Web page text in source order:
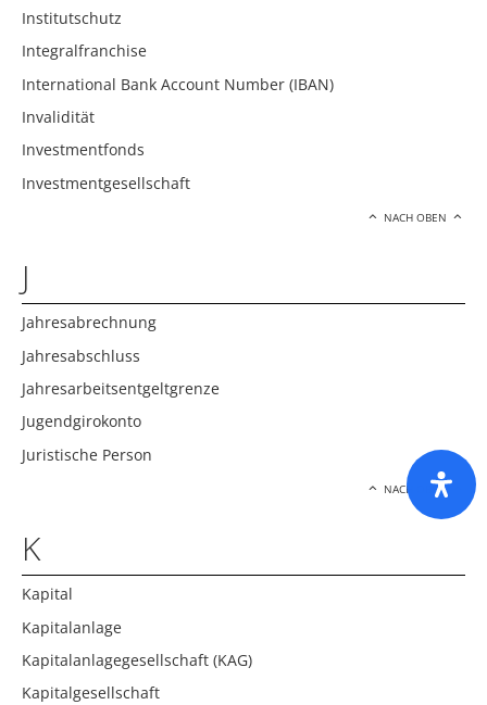
Institutschutz
Integralfranchise
International Bank Account Number (IBAN)
Invalidität
Investmentfonds
Investmentgesellschaft
NACH OBEN
J
Jahresabrechnung
Jahresabschluss
Jahresarbeitsentgeltgrenze
Jugendgirokonto
Juristische Person
NACH OBEN
K
Kapital
Kapitalanlage
Kapitalanlagegesellschaft (KAG)
Kapitalgesellschaft